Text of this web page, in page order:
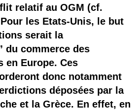
relatif au OGM (cf.
Pour les Etats-Unis, le but
serait la
du commerce des
en Europe. Ces
donc notamment
déposées par la
et la Grèce. En effet, en